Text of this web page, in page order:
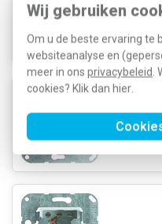
Wij gebruiken
Om u de beste ervaring te
websiteanalyse en
meer in ons privacybeleid.
cookies? Klik dan hier.
PEHA
PEHA